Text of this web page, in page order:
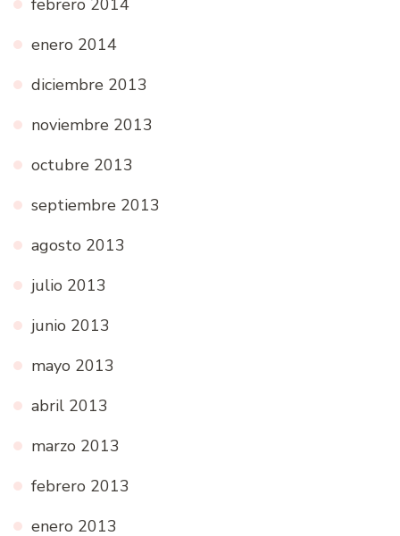
febrero 2014
enero 2014
diciembre 2013
noviembre 2013
octubre 2013
septiembre 2013
agosto 2013
julio 2013
junio 2013
mayo 2013
abril 2013
marzo 2013
febrero 2013
enero 2013